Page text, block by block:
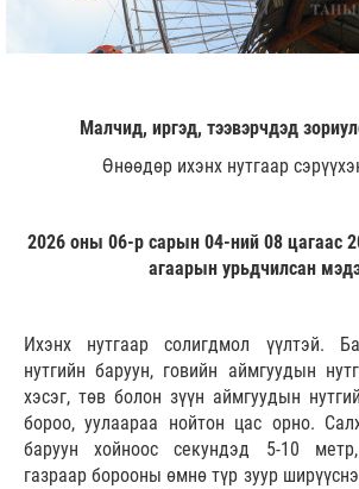
Малчид, иргэд, тээвэрчдэд
Өнөөдөр ихэнх нутгаар
2026 оны 06-р сарын 04-ний 08 цагаас
агаарын урьдчилсан
Ихэнх нутгаар солигдмол үүлтэй.
нутгийн баруун, говийн аймгуудын
хэсэг, төв болон зүүн аймгуудын
бороо, уулаараа нойтон цас орно.
баруун хойноос секундэд 5-10
газраар борооны өмнө түр зуур